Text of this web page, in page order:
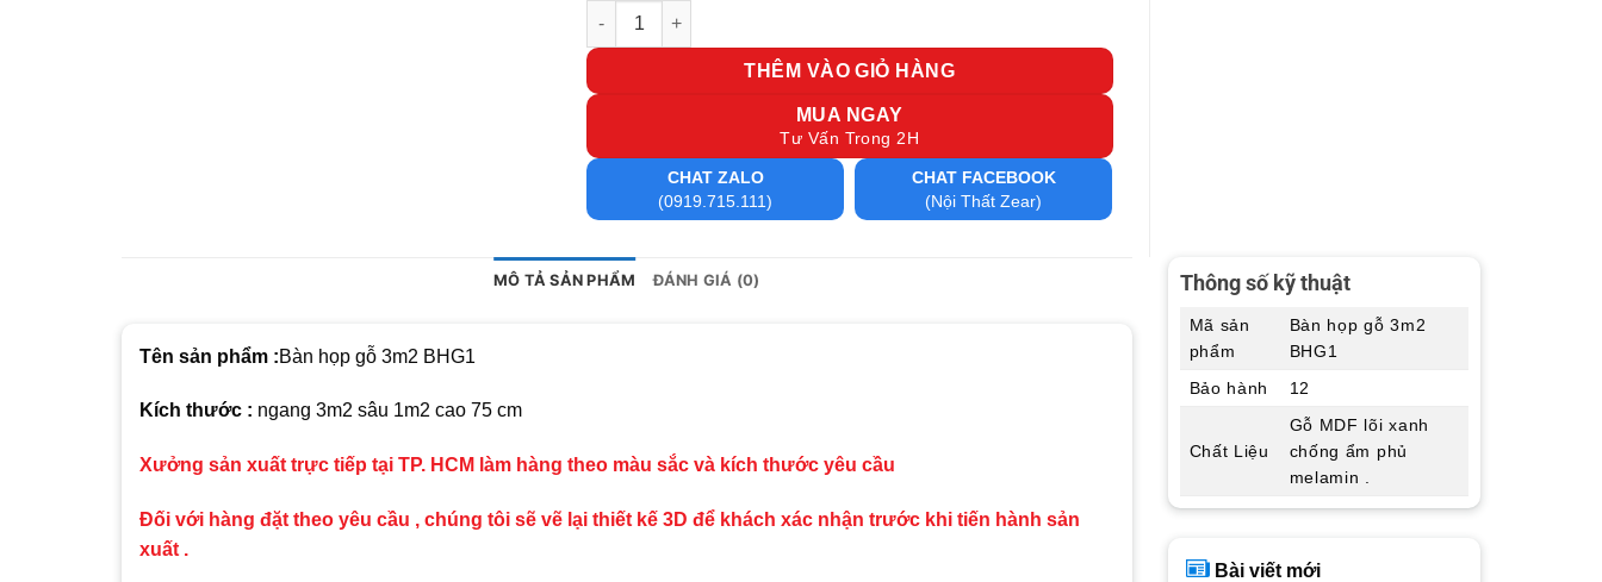
Bàn họp gỗ 3m2 BHG1 số lượng
THÊM VÀO GIỎ HÀNG
MUA NGAY
Tư Vấn Trong 2H
CHAT ZALO
(0919.715.111)
CHAT FACEBOOK
(Nội Thất Zear)
MÔ TẢ SẢN PHẨM ĐÁNH GIÁ (0)
Tên sản phẩm :Bàn họp gỗ 3m2 BHG1
Kích thước : ngang 3m2 sâu 1m2 cao 75 cm
Xưởng sản xuất trực tiếp tại TP. HCM làm hàng theo màu sắc và kích thước yêu cầu
Đối với hàng đặt theo yêu cầu , chúng tôi sẽ vẽ lại thiết kế 3D để khách xác nhận trước khi tiến hành sản
xuất .
Thông số kỹ thuật
Mã sản
phẩm
Bàn họp gỗ 3m2
BHG1
Bảo hành
12
Chất Liệu
Gỗ MDF lõi xanh
chống ẩm phủ
melamin .
Bài viết mới